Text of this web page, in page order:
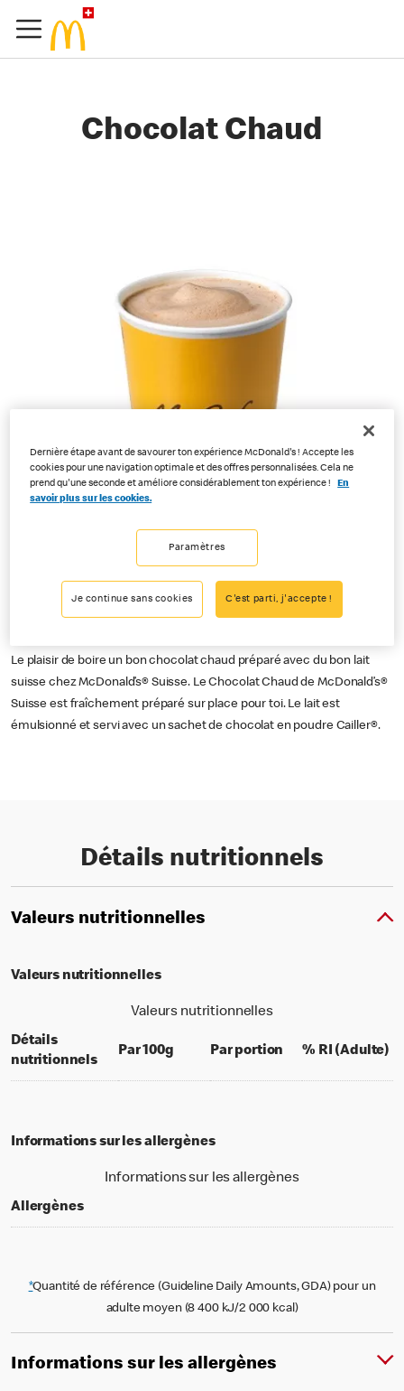
Chocolat Chaud
Le plaisir de boire un bon chocolat chaud préparé avec du bon lait
suisse chez McDonald’s® Suisse. Le Chocolat Chaud de McDonald’s®
Suisse est fraîchement préparé sur place pour toi. Le lait est
émulsionné et servi avec un sachet de chocolat en poudre Cailler®.
Détails nutritionnels
Valeurs nutritionnelles
Valeurs nutritionnelles
Valeurs nutritionnelles
Détails
nutritionnels
Par 100gper 100 grams
Par portion per portion
% RI (Adulte)
Informations sur les allergènes
Informations sur les allergènes
Allergènes
*Quantité de référence (Guideline Daily Amounts, GDA) pour un
adulte moyen (8 400 kJ/2 000 kcal)
Informations sur les allergènes
Dernière étape avant de savourer ton expérience McDonald's ! Accepte les
cookies pour une navigation optimale et des offres personnalisées. Cela ne
prend qu'une seconde et améliore considérablement ton expérience !
En
savoir plus sur les cookies.
Paramètres
Je continue sans cookies C'est parti, j'accepte !